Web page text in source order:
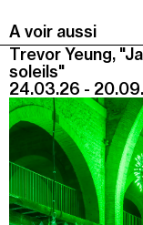
16h30-17h30
Visite ludique
20 mois - 3 ans
Samedi 08 août
15h00 -16h00
Visite "Jardin
A voir aussi
Trevor Yeung,
soleils"
24.03.26 -